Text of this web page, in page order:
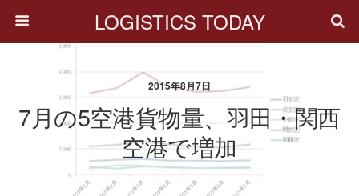
LOGISTICS TODAY
2015年8月7日
7月の5空港貨物量、羽田・関西
空港で増加